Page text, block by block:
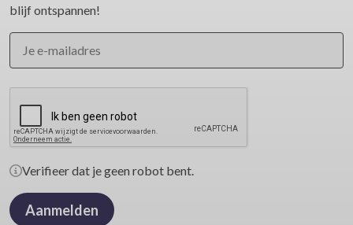
blijf ontspannen!
Verifieer dat je geen robot bent.
Aanmelden